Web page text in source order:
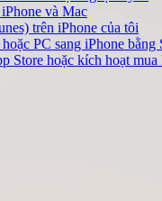
và Mac
trên iPhone của tôi
PC sang iPhone bằng
Store hoặc kích hoạt